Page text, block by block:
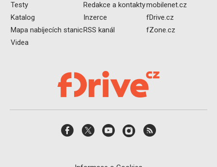
Testy
Katalog
Mapa nabíjecích stanic
Videa
Redakce a kontakty
Inzerce
RSS kanál
mobilenet.cz
fDrive.cz
fZone.cz